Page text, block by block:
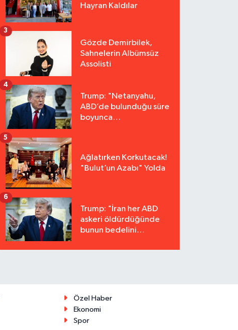
Hayran Kaldılar
Gözde Demirbilek,
Sahnelerin Albümsüz
Assolisti
3
Trump: "Netanyahu,
ABD’de bulunduğu süre
boyunca
4
Ağlatırken Korkutacak!
"Bulut’un Azabı" Yolda
5
Trump: "İran her ABD
askeri öldürdüğünde
bunun bedelini
6
Özel Haber
Ekonomi
Spor